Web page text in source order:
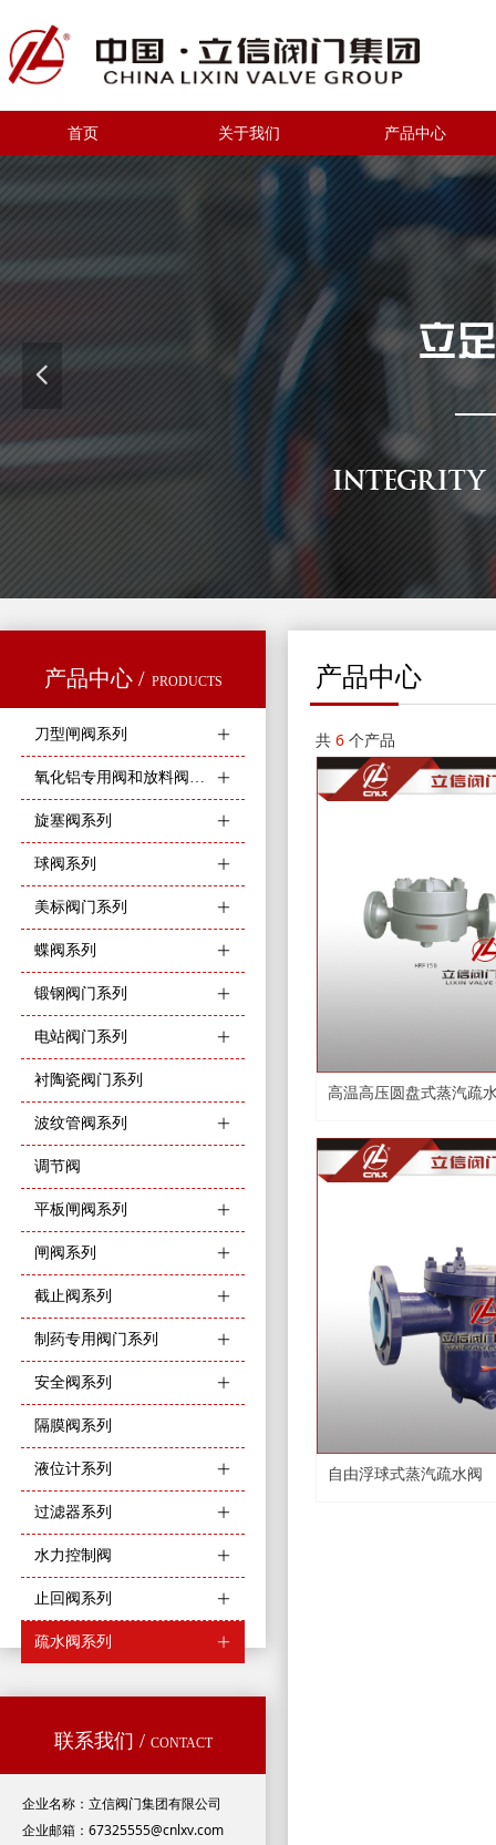
首页 关于我们 产品中心
넳
共 6 个产品
高温高压圆盘式蒸汽疏
自由浮球式蒸汽疏水阀
产品中心
产品中心 / PRODUCTS
ꄶ
刀型闸阀系列
ꄶ
氧化铝专用阀和放料阀系列
ꄶ
旋塞阀系列
ꄶ
球阀系列
ꄶ
美标阀门系列
ꄶ
蝶阀系列
ꄶ
锻钢阀门系列
ꄶ
电站阀门系列
衬陶瓷阀门系列
ꄶ
波纹管阀系列
调节阀
ꄶ
平板闸阀系列
ꄶ
闸阀系列
ꄶ
截止阀系列
ꄶ
制药专用阀门系列
ꄶ
安全阀系列
隔膜阀系列
ꄶ
液位计系列
ꄶ
过滤器系列
ꄶ
水力控制阀
ꄶ
止回阀系列
ꄶ
疏水阀系列
联系我们 / CONTACT
企业名称：立信阀门集团有限公司
企业邮箱：67325555@cnlxv.com